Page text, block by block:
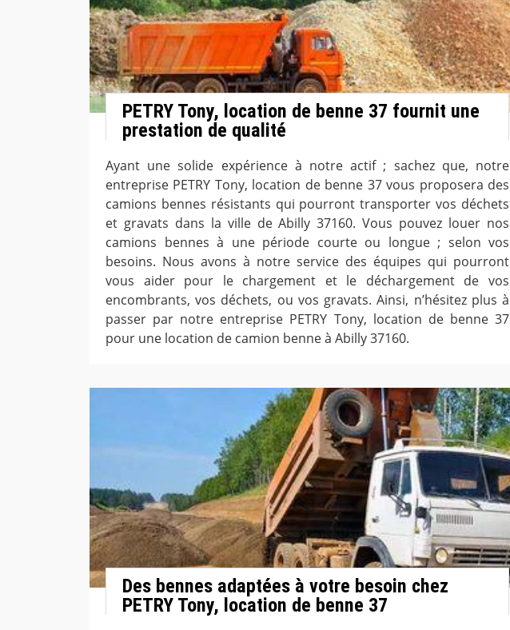
PETRY Tony, location de benne 37 fournit une
prestation de qualité
Ayant une solide expérience à notre actif ; sachez que, notre
entreprise PETRY Tony, location de benne 37 vous proposera des
camions bennes résistants qui pourront transporter vos déchets
et gravats dans la ville de Abilly 37160. Vous pouvez louer nos
camions bennes à une période courte ou longue ; selon vos
besoins. Nous avons à notre service des équipes qui pourront
vous aider pour le chargement et le déchargement de vos
encombrants, vos déchets, ou vos gravats. Ainsi, n’hésitez plus à
passer par notre entreprise PETRY Tony, location de benne 37
pour une location de camion benne à Abilly 37160.
Des bennes adaptées à votre besoin chez
PETRY Tony, location de benne 37